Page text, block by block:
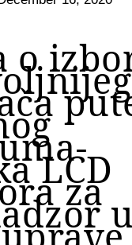
o
LCD
zau